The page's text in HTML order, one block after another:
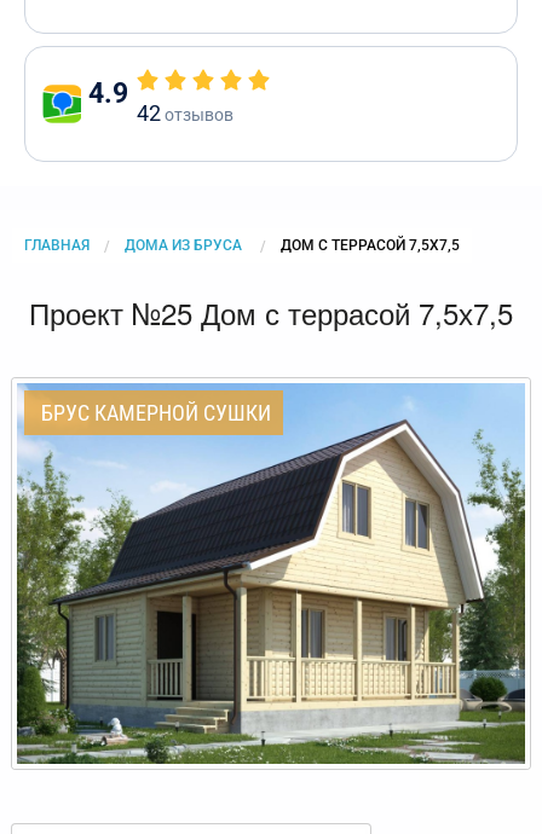
4.9
42отзывов
ГЛАВНАЯ ДОМА ИЗ БРУСА CURRENT:
ДОМ С ТЕРРАСОЙ 7,5Х7,5
Проект №25 Дом с террасой 7,5х7,5
БРУС КАМЕРНОЙ СУШКИ